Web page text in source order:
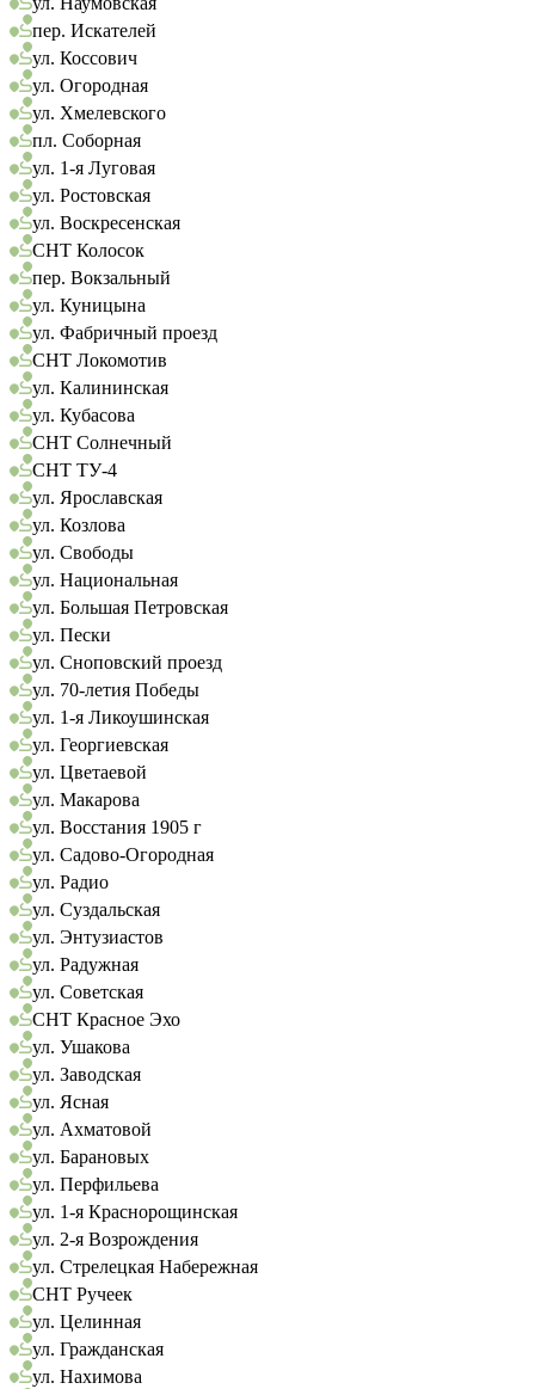
пер. Искателей
ул. Коссович
ул. Огородная
ул. Хмелевского
пл. Соборная
ул. 1-я Луговая
ул. Ростовская
ул. Воскресенская
СНТ Колосок
пер. Вокзальный
ул. Куницына
ул. Фабричный проезд
СНТ Локомотив
ул. Калининская
ул. Кубасова
СНТ Солнечный
СНТ ТУ-4
ул. Ярославская
ул. Козлова
ул. Свободы
ул. Национальная
ул. Большая Петровская
ул. Пески
ул. Сноповский проезд
ул. 70-летия Победы
ул. 1-я Ликоушинская
ул. Георгиевская
ул. Цветаевой
ул. Макарова
ул. Восстания 1905 г
ул. Садово-Огородная
ул. Радио
ул. Суздальская
ул. Энтузиастов
ул. Радужная
ул. Советская
СНТ Красное Эхо
ул. Ушакова
ул. Заводская
ул. Ясная
ул. Ахматовой
ул. Барановых
ул. Перфильева
ул. 1-я Краснорощинская
ул. 2-я Возрождения
ул. Стрелецкая Набережная
СНТ Ручеек
ул. Целинная
ул. Гражданская
ул. Нахимова